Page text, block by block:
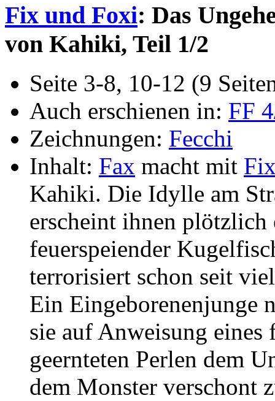
Fix und Foxi: Das
von Kahiki, Teil 1/2
Seite 3-8, 10-12 (9
Auch erschienen in: FF
Zeichnungen: Fecchi
Inhalt: Fax macht mit
Kahiki. Die Idylle am
erscheint ihnen
feuerspeiender
terrorisiert schon seit
Ein Eingeborenenjunge
sie auf Anweisung
geernteten Perlen dem
dem Monster verschont